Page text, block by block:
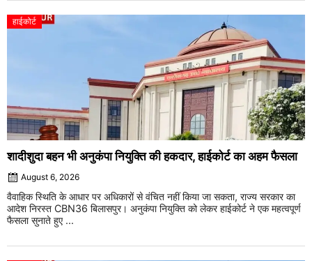
हाईकोर्ट
शादीशुदा बहन भी अनुकंपा नियुक्ति की हकदार, हाईकोर्ट का अहम फैसला
August 6, 2026
वैवाहिक स्थिति के आधार पर अधिकारों से वंचित नहीं किया जा सकता, राज्य सरकार का
आदेश निरस्त CBN36 बिलासपुर। अनुकंपा नियुक्ति को लेकर हाईकोर्ट ने एक महत्वपूर्ण
फैसला सुनाते हुए ...